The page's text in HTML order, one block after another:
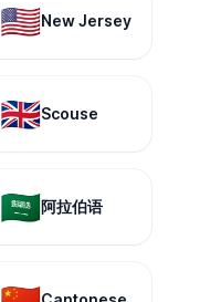
🇺🇸New Jersey
🇬🇧Scouse
🇸🇦阿拉伯语